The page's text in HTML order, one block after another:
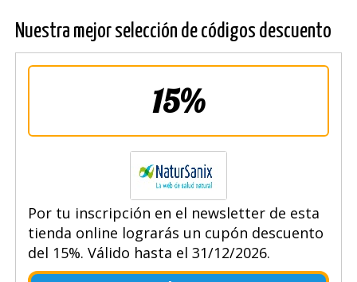
Nuestra mejor selección de códigos descuento
15%
Por tu inscripción en el newsletter de esta
tienda online lograrás un cupón descuento
del 15%. Válido hasta el 31/12/2026.